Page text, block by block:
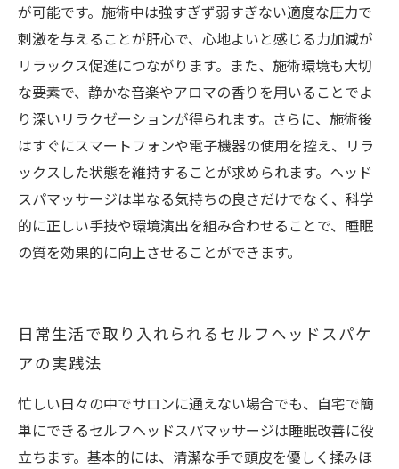
が可能です。施術中は強すぎず弱すぎない適度な圧力で
刺激を与えることが肝心で、心地よいと感じる力加減が
リラックス促進につながります。また、施術環境も大切
な要素で、静かな音楽やアロマの香りを用いることでよ
り深いリラクゼーションが得られます。さらに、施術後
はすぐにスマートフォンや電子機器の使用を控え、リラ
ックスした状態を維持することが求められます。ヘッド
スパマッサージは単なる気持ちの良さだけでなく、科学
的に正しい手技や環境演出を組み合わせることで、睡眠
の質を効果的に向上させることができます。
日常生活で取り入れられるセルフヘッドスパケ
アの実践法
忙しい日々の中でサロンに通えない場合でも、自宅で簡
単にできるセルフヘッドスパマッサージは睡眠改善に役
立ちます。基本的には、清潔な手で頭皮を優しく揉みほ